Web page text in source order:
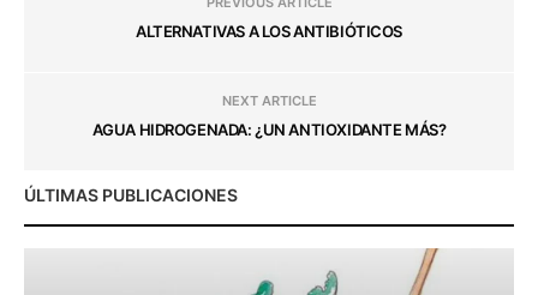
ALTERNATIVAS A LOS ANTIBIÓTICOS
NEXT ARTICLE
AGUA HIDROGENADA: ¿UN ANTIOXIDANTE MÁS?
ÚLTIMAS PUBLICACIONES